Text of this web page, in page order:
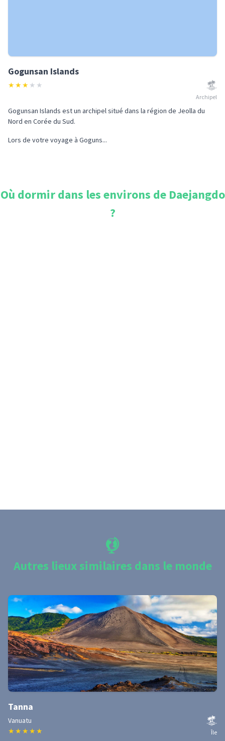
Gogunsan Islands
★★★ ★ ★
Archipel
Gogunsan Islands est un archipel situé dans la région de Jeolla du
Nord en Corée du Sud.
Lors de votre voyage à Goguns...
Où dormir dans les environs de Daejangdo
?
Autres lieux similaires dans le monde
Tanna
Vanuatu
★ ★ ★ ★ ★ Île